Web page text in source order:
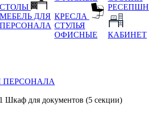
СТОЛЫ
МЕБЕЛЬ ДЛЯ
ПЕРСОНАЛА
КРЕСЛА
СТУЛЬЯ
ОФИСНЫЕ
РЕСЕПШН
КАБИНЕТ
ПЕРСОНАЛА
Шкаф для документов (5 секции)